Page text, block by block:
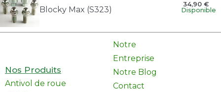
Blocky Max (S323)
34,90 €
Disponible
Nos Produits
Antivol de roue
Notre
Entreprise
Notre Blog
Contact